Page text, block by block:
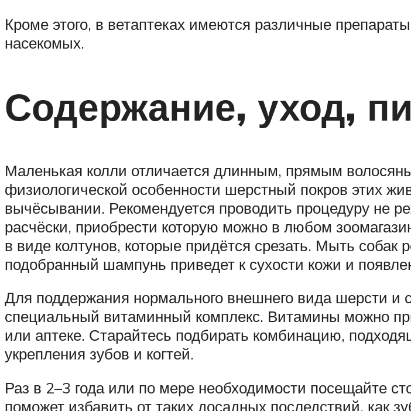
Кроме этого, в ветаптеках имеются различные
насекомых.
Содержание, уход,
Маленькая колли отличается длинным, прямым
физиологической особенности шерстный покров этих
вычёсывании. Рекомендуется проводить процедуру не
расчёски, приобрести которую можно в любом
в виде колтунов, которые придётся срезать. Мыть
подобранный шампунь приведет к сухости кожи и
Для поддержания нормального внешнего вида шерсти и
специальный витаминный комплекс. Витамины можно
или аптеке. Старайтесь подбирать комбинацию,
укрепления зубов и когтей.
Раз в 2–3 года или по мере необходимости посещайте
поможет избавить от таких досадных последствий, как